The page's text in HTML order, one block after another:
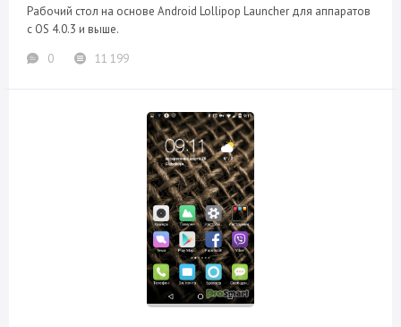
Рабочий стол на основе Android Lollipop Launcher для аппаратов
с OS 4.0.3 и выше.
0
11 199